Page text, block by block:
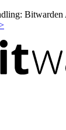
Bitwarden